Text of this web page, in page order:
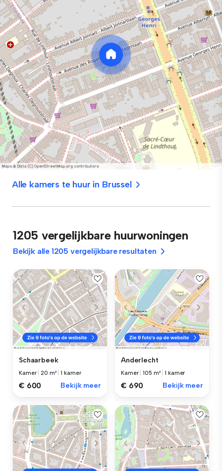
Alle kamers te huur in Brussel
1205 vergelijkbare huurwoningen
Bekijk alle 1205 vergelijkbare resultaten
Schaarbeek
Kamer |20 m² |1 kamer
€ 600 Bekijk meer
Anderlecht
Kamer |105 m² |1 kamer
€ 690 Bekijk meer